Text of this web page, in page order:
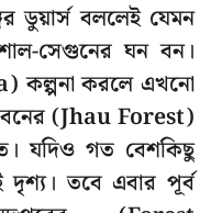
ডুয়ার্স বললেই যেমন
সেগুনের ঘন বন।
কল্পনা করলে এখনো
(Jhau Forest)
যদিও গত বেশকিছু
দৃশ্য। তবে এবার পূর্ব